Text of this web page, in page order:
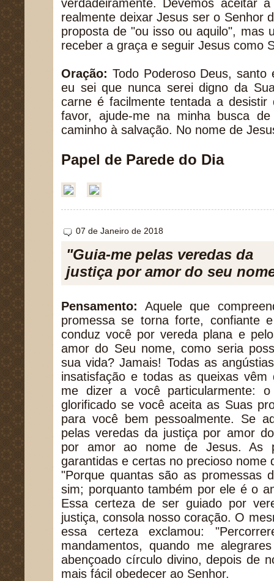
verdadeiramente. Devemos aceitar
realmente deixar Jesus ser o Senhor
proposta de "ou isso ou aquilo", mas
receber a graça e seguir Jesus como
Oração: Todo Poderoso Deus,
eu sei que nunca serei digno da
carne é facilmente tentada a desistir
favor, ajude-me na minha busca
caminho à salvação. No nome de
Papel de Parede do Dia
07 de Janeiro de 2018
"Guia-me pelas veredas da
justiça por amor do seu
Pensamento: Aquele que
promessa se torna forte, confiante
conduz você por vereda plana e
amor do Seu nome, como seria
sua vida? Jamais! Todas as
insatisfação e todas as queixas vêm
me dizer a você particularmente:
glorificado se você aceita as Suas
para você bem pessoalmente. Se
pelas veredas da justiça por amor
por amor ao nome de Jesus. As
garantidas e certas no precioso nome
"Porque quantas são as promessas
sim; porquanto também por ele é o
Essa certeza de ser guiado por
justiça, consola nosso coração. O
essa certeza exclamou:
mandamentos, quando me
abençoado círculo divino, depois de
mais fácil obedecer ao Senhor.